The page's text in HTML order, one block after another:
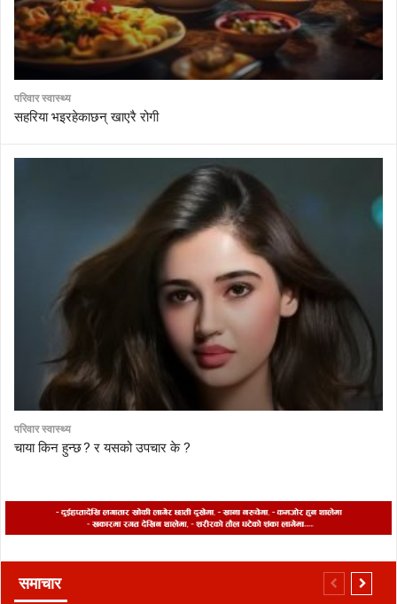
परिवार स्वास्थ्य
सहरिया भइरहेकाछन् खाएरै रोगी
परिवार स्वास्थ्य
चाया किन हुन्छ ? र यसको उपचार के ?
समाचार